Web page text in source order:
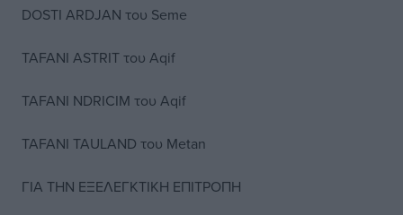
DOSTI ARDJAN του Seme
TAFANI ASTRIT του Aqif
TAFANI NDRICIM του Aqif
TAFANI TAULAND του Metan
ΓΙΑ ΤΗΝ ΕΞΕΛΕΓΚΤΙΚΗ ΕΠΙΤΡΟΠΗ